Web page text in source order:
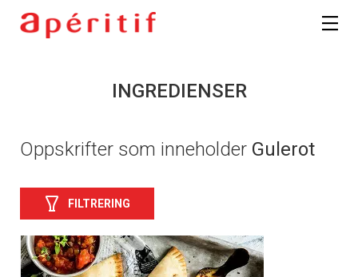
INGREDIENSER
Oppskrifter som inneholder Gulerot
FILTRERING